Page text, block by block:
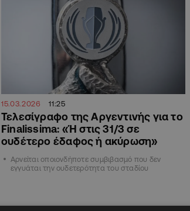
15.03.2026 11:25
Τελεσίγραφο της Αργεντινής για τo
Finalissima: «Ή στις 31/3 σε
ουδέτερο έδαφος ή ακύρωση»
Αρνείται οποιονδήποτε συμβιβασμό που δεν
εγγυάται την ουδετερότητα του σταδίου